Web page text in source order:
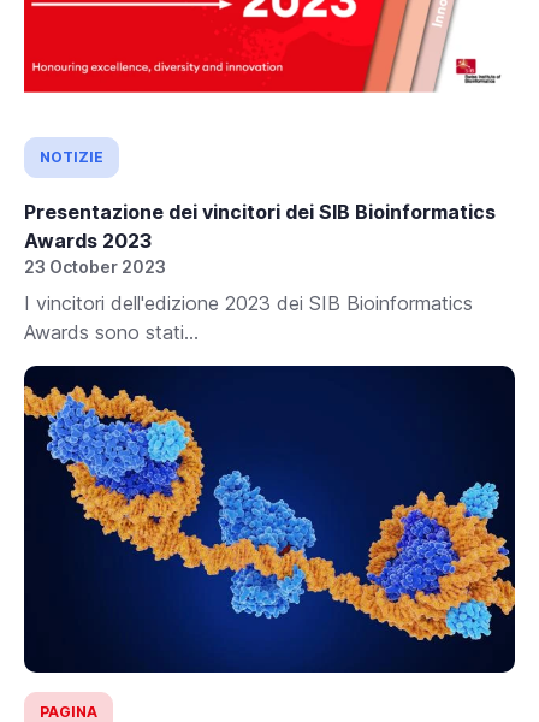
NOTIZIE
Presentazione dei vincitori dei SIB Bioinformatics
Awards 2023
23 October 2023
I vincitori dell'edizione 2023 dei SIB Bioinformatics
Awards sono stati...
PAGINA